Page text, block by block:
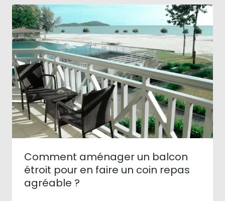
Comment aménager un balcon
étroit pour en faire un coin repas
agréable ?